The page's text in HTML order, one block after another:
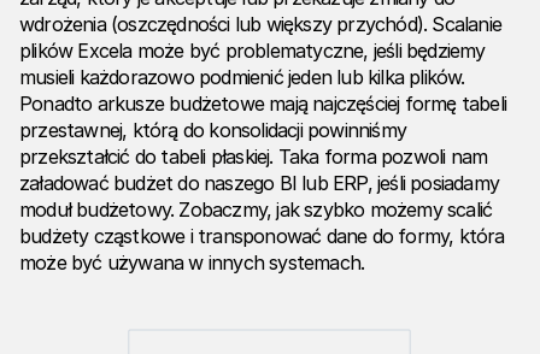
wdrożenia (oszczędności lub większy przychód). Scalanie
plików Excela może być problematyczne, jeśli będziemy
musieli każdorazowo podmienić jeden lub kilka plików.
Ponadto arkusze budżetowe mają najczęściej formę tabeli
przestawnej, którą do konsolidacji powinniśmy
przekształcić do tabeli płaskiej. Taka forma pozwoli nam
załadować budżet do naszego BI lub ERP, jeśli posiadamy
moduł budżetowy. Zobaczmy, jak szybko możemy scalić
budżety cząstkowe i transponować dane do formy, która
może być używana w innych systemach.